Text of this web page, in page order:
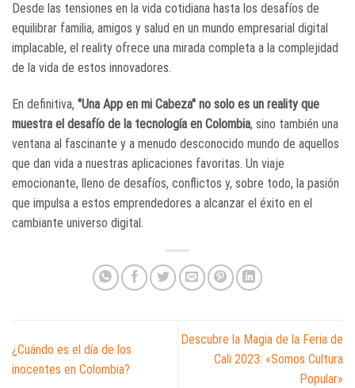
Desde las tensiones en la vida cotidiana hasta los desafíos de
equilibrar familia, amigos y salud en un mundo empresarial digital
implacable, el reality ofrece una mirada completa a la complejidad
de la vida de estos innovadores.
En definitiva, "Una App en mi Cabeza" no solo es un reality que
muestra el desafío de la tecnología en Colombia, sino también una
ventana al fascinante y a menudo desconocido mundo de aquellos
que dan vida a nuestras aplicaciones favoritas. Un viaje
emocionante, lleno de desafíos, conflictos y, sobre todo, la pasión
que impulsa a estos emprendedores a alcanzar el éxito en el
cambiante universo digital.
¿Cuándo es el día de los
inocentes en Colombia?
Descubre la Magia de la Feria de
Cali 2023: «Somos Cultura
Popular»